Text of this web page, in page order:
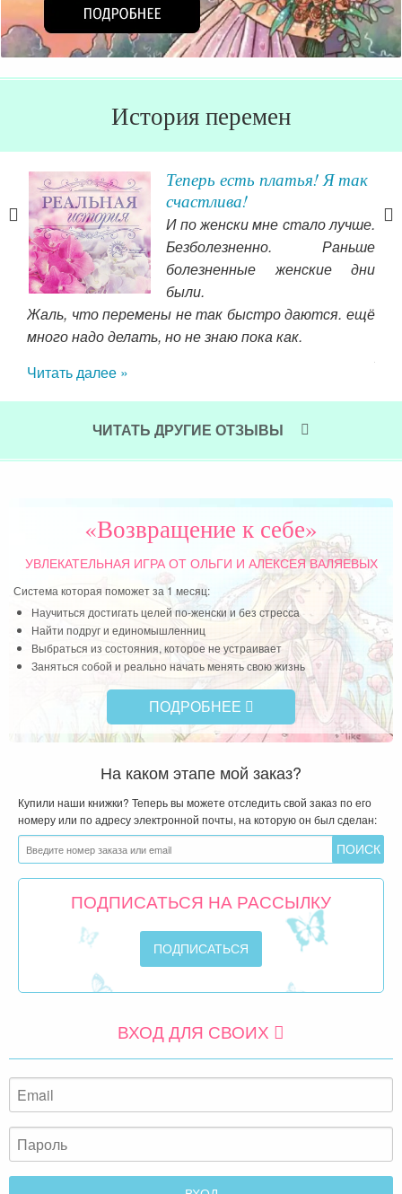
История перемен
о
Теперь есть платья! Я так
счастлива!
И по женски мне стало лучше.
Безболезненно. Раньше
болезненные женские дни
были.
Жаль, что перемены не так быстро даются. ещё
много надо делать, но не знаю пока как.
Читать далее »
ЧИТАТЬ ДРУГИЕ ОТЗЫВЫ
«Возвращение к себе»
УВЛЕКАТЕЛЬНАЯ ИГРАОТ ОЛЬГИ И АЛЕКСЕЯ ВАЛЯЕВЫХ
Система которая поможет за 1 месяц:
Научиться достигать целей по-женски и без стресса
Найти подруг и единомышленниц
Выбраться из состояния, которое не устраивает
Заняться собой и реально начать менять свою жизнь
ПОДРОБНЕЕ
На каком этапе мой заказ?
Купили наши книжки? Теперь вы можете отследить свой заказ по его
номеру или по адресу электронной почты, на которую он был сделан:
ПОДПИСАТЬСЯ НА РАССЫЛКУ
ВХОД ДЛЯ СВОИХ